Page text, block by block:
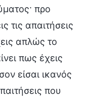
προ
τις απαιτήσεις
απλώς το
πως έχεις
είσαι ικανός
που